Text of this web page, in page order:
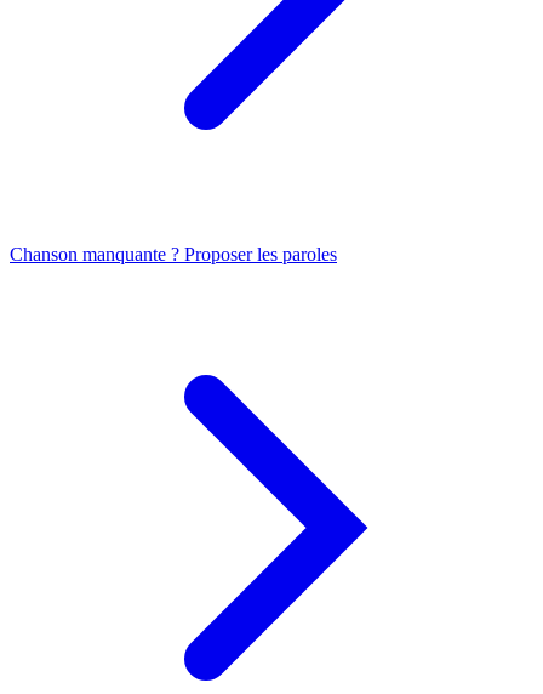
Chanson manquante ? Proposer les paroles